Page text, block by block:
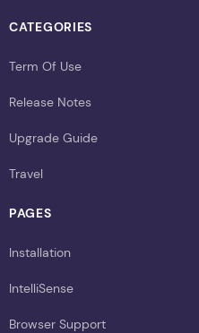
CATEGORIES
Term Of Use
Release Notes
Upgrade Guide
Travel
PAGES
Installation
IntelliSense
Browser Support